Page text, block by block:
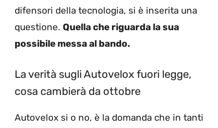
difensori della tecnologia, si è inserita una
questione. Quella che riguarda la sua
possibile messa al bando.
La verità sugli Autovelox fuori legge,
cosa cambierà da ottobre
Autovelox si o no, è la domanda che in tanti